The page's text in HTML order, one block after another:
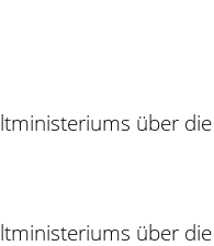
über
über